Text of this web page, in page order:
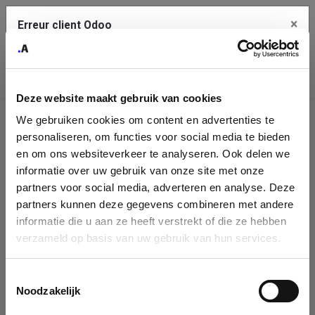
Deze website maakt gebruik van cookies
We gebruiken cookies om content en advertenties te
personaliseren, om functies voor social media te bieden
en om ons websiteverkeer te analyseren. Ook delen we
informatie over uw gebruik van onze site met onze
partners voor social media, adverteren en analyse. Deze
partners kunnen deze gegevens combineren met andere
informatie die u aan ze heeft verstrekt of die ze hebben
verzameld op basis van uw gebruik van hun services.
Noodzakelijk
Identification
de
l'entreprise
Please fill in your company details
form. If you don't find your company in our database, you can create
a new company record with the button below.
Erreur client Odoo ×
Une erreur s'est produite
Utilisez le bouton Copier pour reporter cette erreur à votre
service de support.
Voir les détails
Ok